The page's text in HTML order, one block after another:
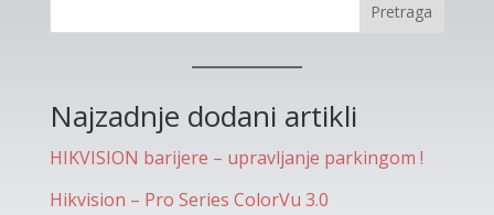
Pretraga
Najzadnje dodani artikli
HIKVISION barijere – upravljanje parkingom !
Hikvision – Pro Series ColorVu 3.0